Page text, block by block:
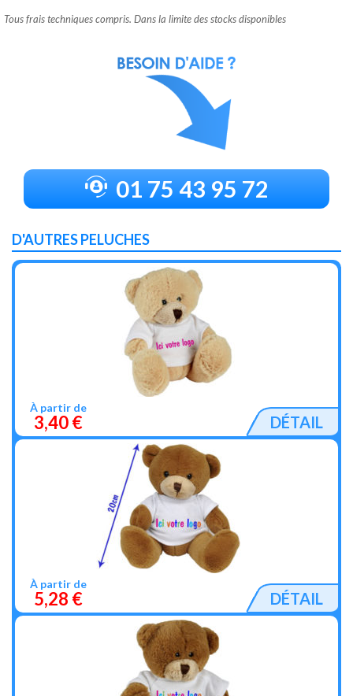
Tous frais techniques compris. Dans la limite des stocks disponibles
01 75 43 95 72
D'AUTRES PELUCHES
À partir de
3,40 € DÉTAIL
À partir de
5,28 € DÉTAIL